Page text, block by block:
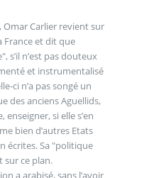
Omar Carlier revient sur
France et dit que
s’il n’est pas douteux
et instrumentalisé
ci n’a pas songé un
des anciens Aguellids,
si elle s’en
bien d’autres Etats
écrites. Sa "politique
sur ce plan.
a arabisé, sans l’avoir